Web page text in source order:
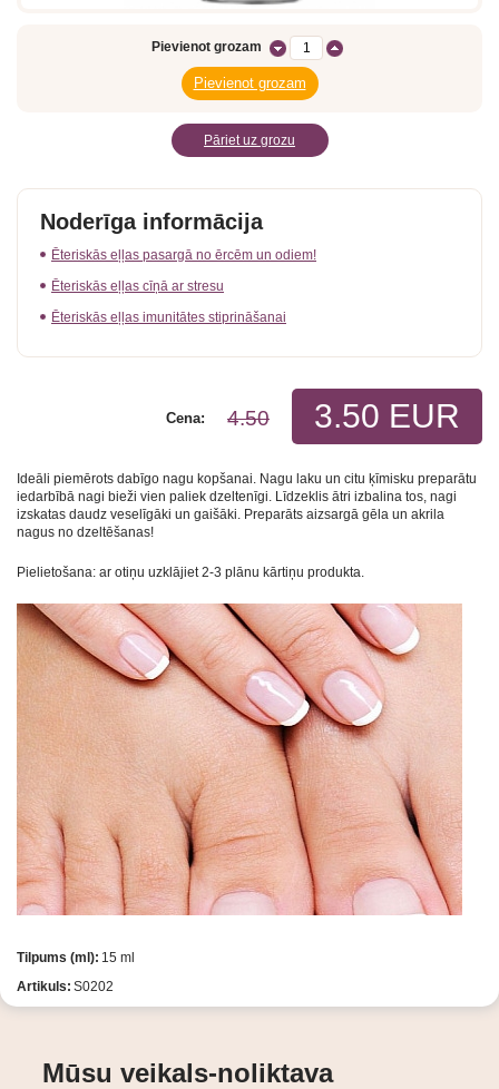
Pievienot grozam
Pāriet uz grozu
Noderīga informācija
Ēteriskās eļļas pasargā no ērcēm un odiem!
Ēteriskās eļļas cīņā ar stresu
Ēteriskās eļļas imunitātes stiprināšanai
3.50 EUR
4.50
Cena:
Ideāli piemērots dabīgo nagu kopšanai. Nagu laku un citu ķīmisku preparātu
iedarbībā nagi bieži vien paliek dzeltenīgi. Līdzeklis ātri izbalina tos, nagi
izskatas daudz veselīgāki un gaišāki. Preparāts aizsargā gēla un akrila
nagus no dzeltēšanas!
Pielietošana: ar otiņu uzklājiet 2-3 plānu kārtiņu produkta.
Tilpums (ml): 15 ml
Artikuls: S0202
Mūsu veikals-noliktava